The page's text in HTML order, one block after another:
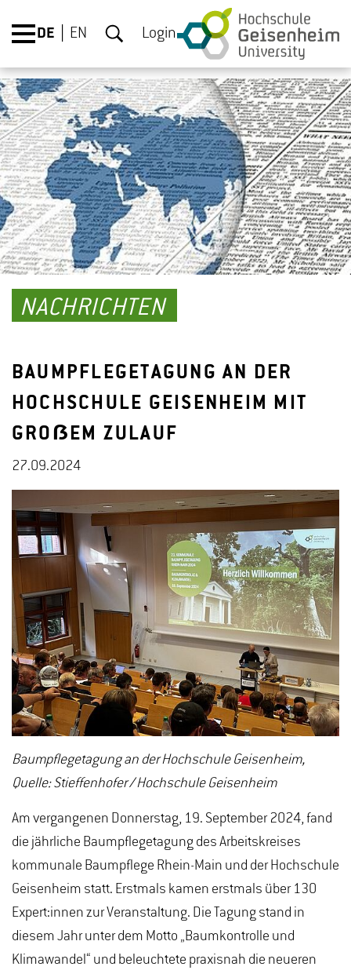
DE EN Login
NACHRICHTEN
BAUMPFLEGETAGUNG AN DER
HOCHSCHULE GEISENHEIM MIT
GROẞEM ZULAUF
27.09.2024
Baumpflegetagung an der Hochschule Geisenheim,
Quelle: Stieffenhofer / Hochschule Geisenheim
Am vergangenen Donnerstag, 19. September 2024, fand
die jährliche Baumpflegetagung des Arbeitskreises
kommunale Baumpflege Rhein-Main und der Hochschule
Geisenheim statt. Erstmals kamen erstmals über 130
Expert:innen zur Veranstaltung. Die Tagung stand in
diesem Jahr unter dem Motto „Baumkontrolle und
Klimawandel“ und beleuchtete praxisnah die neueren